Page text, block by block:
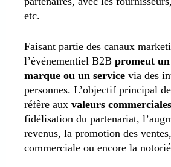
etc.
Faisant partie des canaux
l’événementiel B2B promeut
marque ou un service via des
personnes. L’objectif principal
réfère aux valeurs commerciales
fidélisation du partenariat,
revenus, la promotion des
commerciale ou encore la